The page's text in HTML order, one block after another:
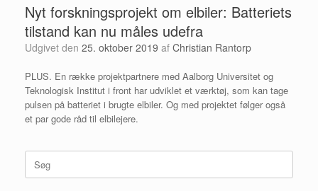
Nyt forskningsprojekt om elbiler: Batteriets
tilstand kan nu måles udefra
Udgivet den 25. oktober 2019 af Christian Rantorp
PLUS. En række projektpartnere med Aalborg Universitet og
Teknologisk Institut i front har udviklet et værktøj, som kan tage
pulsen på batteriet i brugte elbiler. Og med projektet følger også
et par gode råd til elbilejere.
Søg
efter: